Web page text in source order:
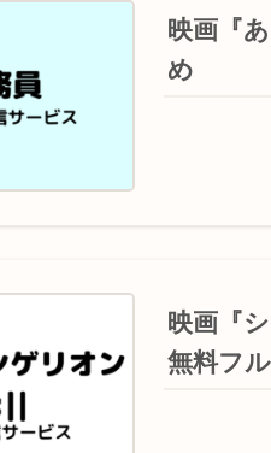
映画『
め
映画『
無料フ